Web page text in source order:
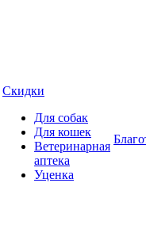
Скидки
Для собак
Для кошек
Ветеринарная
аптека
Уценка